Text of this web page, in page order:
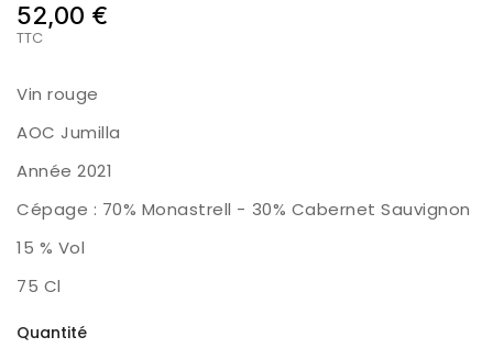
52,00 €
TTC
Vin rouge
AOC Jumilla
Année 2021
Cépage : 70% Monastrell - 30% Cabernet Sauvignon
15 % Vol
75 Cl
Quantité